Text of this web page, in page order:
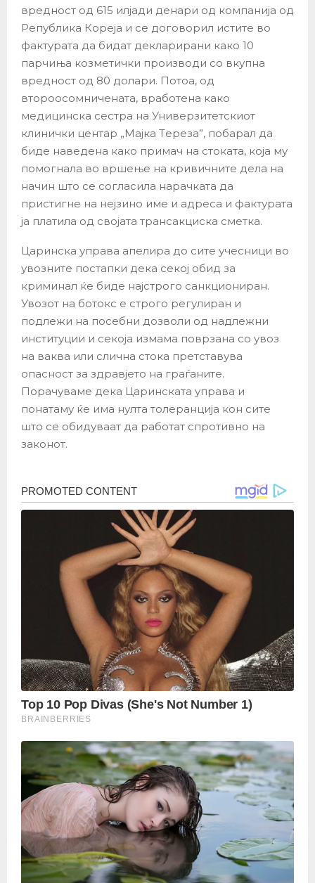
вредност од 615 илјади денари од компанија од
Република Кореја и се договорил истите во
фактурата да бидат декларирани како 10
парчиња козметички производи со вкупна
вредност од 80 долари. Потоа, од
второосомничената, вработена како
медицинска сестра на Универзитетскиот
клинички центар „Мајка Tереза”, побарал да
биде наведена како примач на стоката, која му
помогнала во вршење на кривичните дела на
начин што се согласила нарачката да
пристигне на нејзино име и адреса и фактурата
ја платила од својата трансакциска сметка.
Царинска управа апелира до сите учесници во
увозните постапки дека секој обид за
криминал ќе биде најстрого санкциониран.
Увозот на ботокс е строго регулиран и
подлежи на посебни дозволи од надлежни
институции и секоја измама поврзана со увоз
на ваква или слична стока претставува
опасност за здравјето на граѓаните.
Порачуваме дека Царинската управа и
понатаму ќе има нулта толеранција кон сите
што се обидуваат да работат спротивно на
законот.